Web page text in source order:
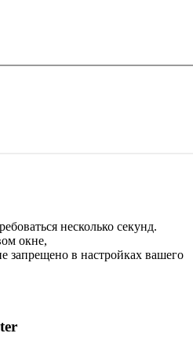
несколько секунд.
окне,
запрещено в настройках вашего